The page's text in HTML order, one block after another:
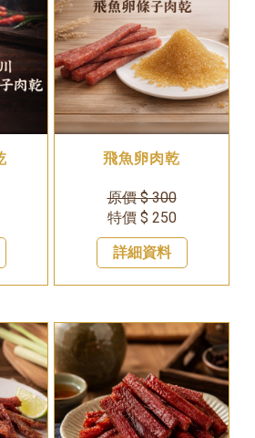
飛魚卵肉乾
原價 $ 300
特價 $ 250
詳細資料